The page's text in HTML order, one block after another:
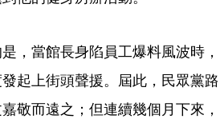
，當館長身陷員工爆料風波時，
起上街頭聲援。屆此，民眾黨路
敬而遠之；但連續幾個月下來，